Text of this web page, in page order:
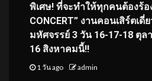
พิเศษ! ที่จะทำให้ทุกคนต้องร้อง
CONCERT” งานคอนเสิร์ตเ
มหัศจรรย์ 3 วัน 16-17-18 ตุ
16 สิงหาคมนี้!!
1 วัน ago admin